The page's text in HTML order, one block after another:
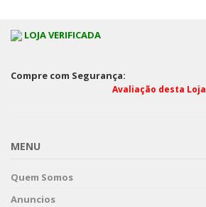
LOJA VERIFICADA
Compre com Segurança:
Avaliação desta Loja
MENU
Quem Somos
Anuncios